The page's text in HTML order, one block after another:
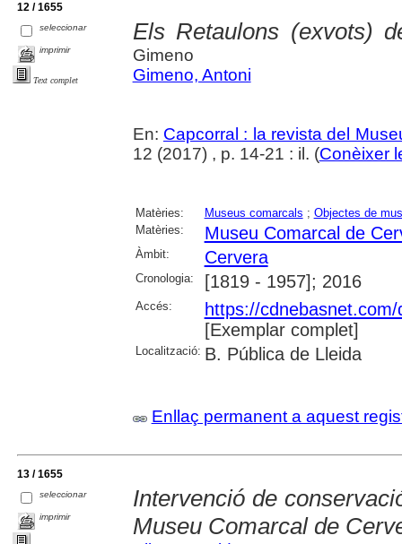
12 / 1655
seleccionar
imprimir
Text complet
Els Retaulons (exvots)
Gimeno
Gimeno, Antoni
En: Capcorral : la revista del
12 (2017) , p. 14-21 : il. (Conèixer
Matèries: Museus comarcals ; Objectes de
Matèries:
Museu Comarcal de
Àmbit: Cervera
Cronologia: [1819 - 1957]; 2016
Accés:
https://
[Exemplar complet]
Localització: B. Pública de Lleida
Enllaç permanent a aquest
13 / 1655
seleccionar
imprimir
Intervenció de
Museu Comarcal de